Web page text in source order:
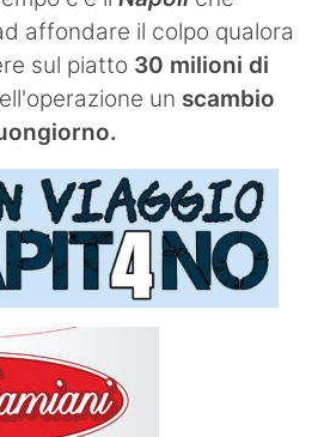
affondare il colpo qualora
sul piatto 30 milioni di
un scambio